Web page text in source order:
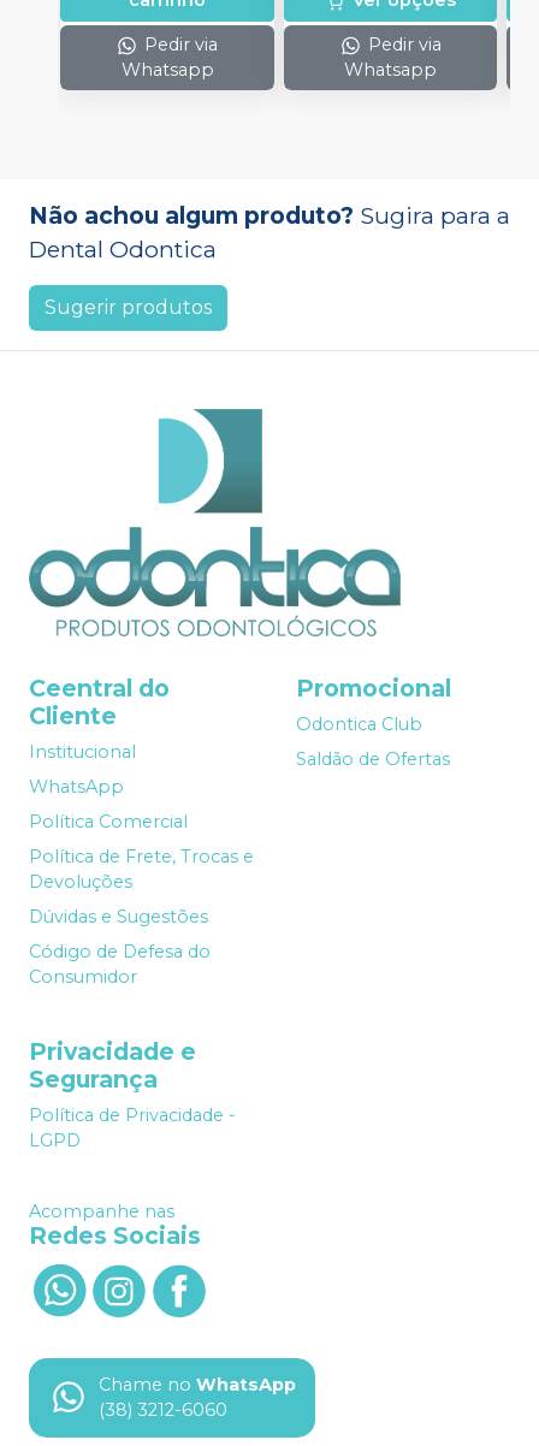
Pedir via
Whatsapp
Pedir via
Whatsapp
Não achou algum produto? Sugira para a
Dental Odontica
Sugerir produtos
Ceentral do
Cliente
Institucional
WhatsApp
Política Comercial
Política de Frete, Trocas e
Devoluções
Dúvidas e Sugestões
Código de Defesa do
Consumidor
Promocional
Odontica Club
Saldão de Ofertas
Privacidade e
Segurança
Política de Privacidade -
LGPD
Acompanhe nas
Redes Sociais
Chame no WhatsApp
(38) 3212-6060